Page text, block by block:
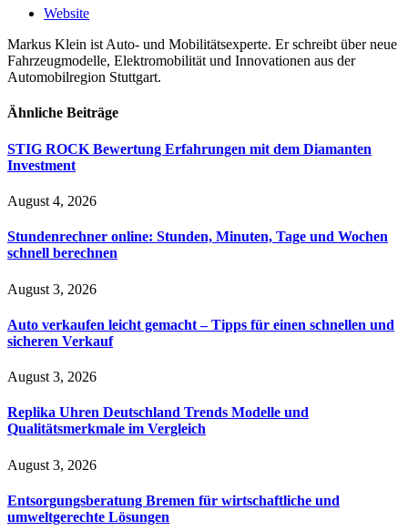
Website
Markus Klein ist Auto- und Mobilitätsexperte. Er schreibt über neue
Fahrzeugmodelle, Elektromobilität und Innovationen aus der
Automobilregion Stuttgart.
Ähnliche Beiträge
STIG ROCK Bewertung Erfahrungen mit dem Diamanten
Investment
August 4, 2026
Stundenrechner online: Stunden, Minuten, Tage und Wochen
schnell berechnen
August 3, 2026
Auto verkaufen leicht gemacht – Tipps für einen schnellen und
sicheren Verkauf
August 3, 2026
Replika Uhren Deutschland Trends Modelle und
Qualitätsmerkmale im Vergleich
August 3, 2026
Entsorgungsberatung Bremen für wirtschaftliche und
umweltgerechte Lösungen